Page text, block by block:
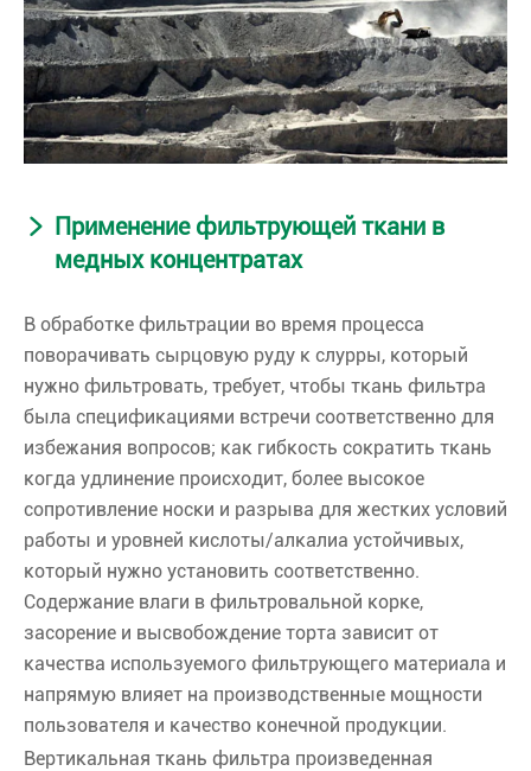
Применение фильтрующей ткани в
медных концентратах
В обработке фильтрации во время процесса
поворачивать сырцовую руду к слурры, который
нужно фильтровать, требует, чтобы ткань фильтра
была спецификациями встречи соответственно для
избежания вопросов; как гибкость сократить ткань
когда удлинение происходит, более высокое
сопротивление носки и разрыва для жестких условий
работы и уровней кислоты/алкалиа устойчивых,
который нужно установить соответственно.
Содержание влаги в фильтровальной корке,
засорение и высвобождение торта зависит от
качества используемого фильтрующего материала и
напрямую влияет на производственные мощности
пользователя и качество конечной продукции.
Вертикальная ткань фильтра произведенная